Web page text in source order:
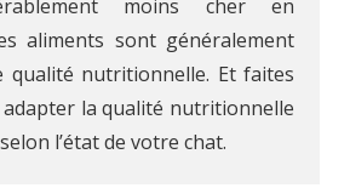
moins cher en
aliments sont généralement
qualité nutritionnelle. Et faites
la qualité nutritionnelle
l’état de votre chat.